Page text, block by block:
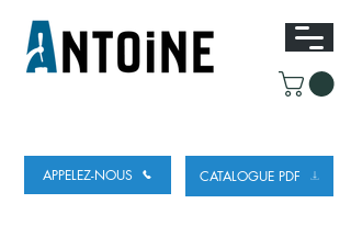
APPELEZ-NOUS CATALOGUE PDF